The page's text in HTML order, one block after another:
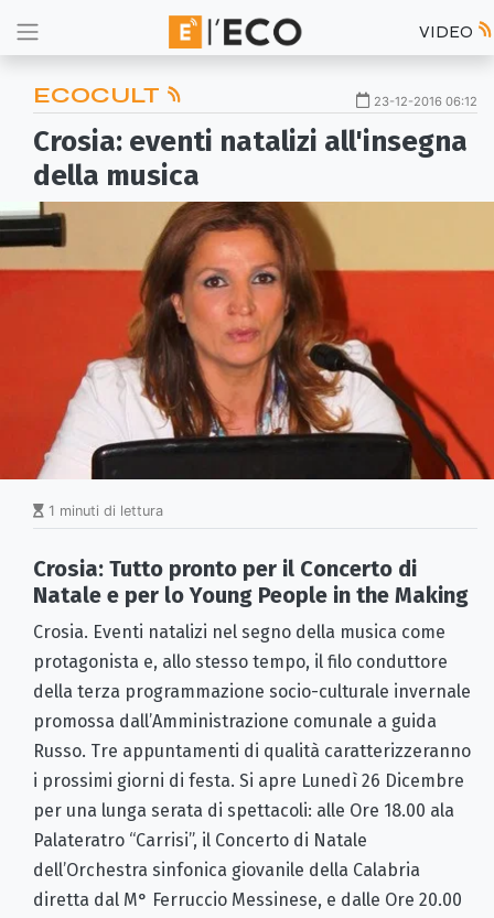
VIDEO
ECOCULT 23-12-2016 06:12
Crosia: eventi natalizi all'insegna
della musica
1 minuti di lettura
Crosia: Tutto pronto per il Concerto di
Natale e per lo Young People in the Making
Crosia. Eventi natalizi nel segno della musica come
protagonista e, allo stesso tempo, il filo conduttore
della terza programmazione socio-culturale invernale
promossa dall’Amministrazione comunale a guida
Russo. Tre appuntamenti di qualità caratterizzeranno
i prossimi giorni di festa. Si apre Lunedì 26 Dicembre
per una lunga serata di spettacoli: alle Ore 18.00 ala
Palateratro “Carrisi”, il Concerto di Natale
dell’Orchestra sinfonica giovanile della Calabria
diretta dal M° Ferruccio Messinese, e dalle Ore 20.00